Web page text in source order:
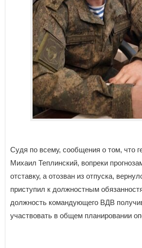
Судя по всему, сообщения о том, что
Михаил Теплинский, вопреки
отставку, а отозван из отпуска,
приступил к должностным
должность командующего ВДВ
участвовать в общем планировании